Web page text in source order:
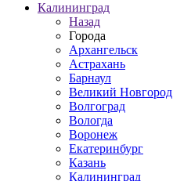
Калининград
Назад
Города
Архангельск
Астрахань
Барнаул
Великий Новгород
Волгоград
Вологда
Воронеж
Екатеринбург
Казань
Калининград